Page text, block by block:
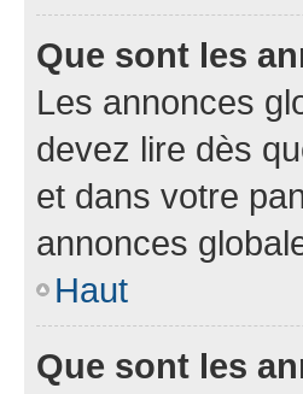
Que sont les
Les annonces
devez lire dès
et dans votre
annonces
Haut
Que sont les